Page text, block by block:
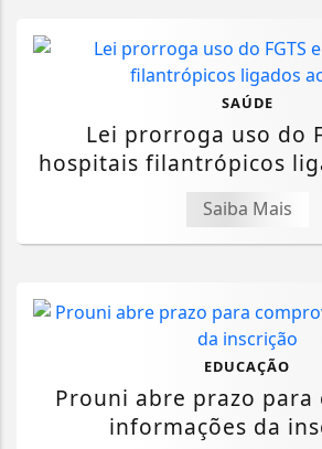
SAÚDE
Lei prorroga uso do
hospitais filantrópicos
Saiba Mais
EDUCAÇÃO
Prouni abre prazo para
informações da